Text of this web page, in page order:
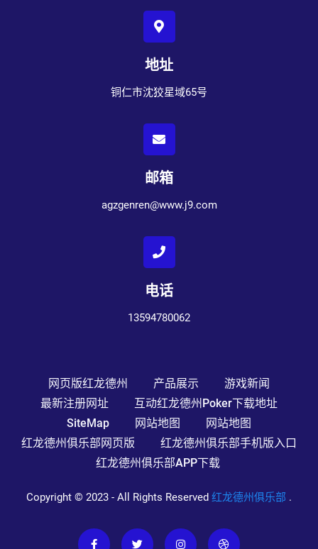
地址
铜仁市沈狡星域65号
邮箱
agzgenren@www.j9.com
电话
13594780062
网页版红龙德州 产品展示
游戏新闻
最新注册网址
互动红龙德州poker下载地址
SiteMap
网站地图
网站地图
红龙德州俱乐部网页版
红龙德州俱乐部手机版入口
红龙德州俱乐部APP下载
Copyright © 2023 - All Rights Reserved 红龙德州俱乐部 .